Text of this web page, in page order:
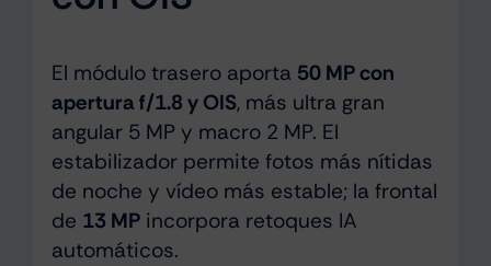
El módulo trasero aporta 50 MP con
apertura f/1.8 y OIS, más ultra gran
angular 5 MP y macro 2 MP. El
estabilizador permite fotos más nítidas
de noche y vídeo más estable; la frontal
de 13 MPincorpora retoques IA
automáticos.